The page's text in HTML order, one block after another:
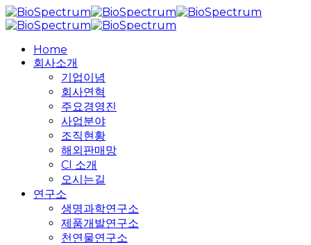
Skip
to
content
search
MenuHome
회사소개
기업이념
회사연혁
주요경영진
사업분야
조직현황
해외판매망
CI 소개
오시는길
연구소
생명과학연구소
제품개발연구소
천연물연구소